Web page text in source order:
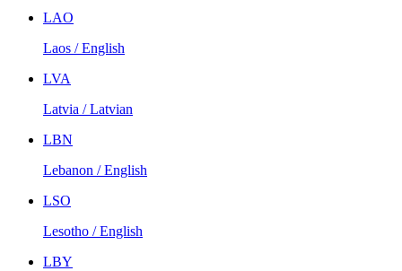
LAO
Laos / English
LVA
Latvia / Latvian
LBN
Lebanon / English
LSO
Lesotho / English
LBY